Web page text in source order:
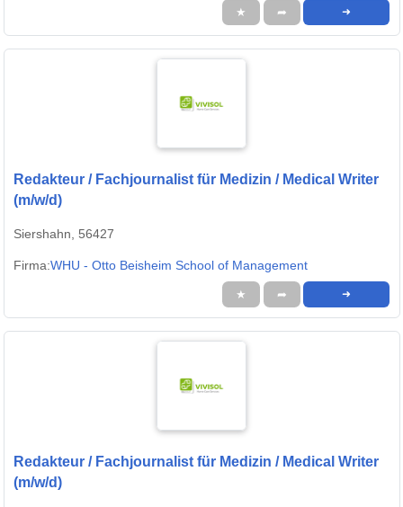
★ ➦ ➜
Redakteur / Fachjournalist für Medizin / Medical Writer
(m/w/d)
Siershahn, 56427
Firma:WHU - Otto Beisheim School of Management
★ ➦ ➜
Redakteur / Fachjournalist für Medizin / Medical Writer
(m/w/d)